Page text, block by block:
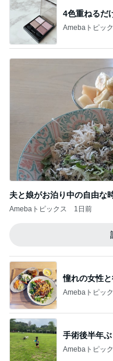
4色重ねるだ
Amebaトピッ
夫と娘がお泊り中の自由な
Amebaトピックス 1日前
憧れの女性
Amebaトピッ
手術後半年
Amebaトピッ